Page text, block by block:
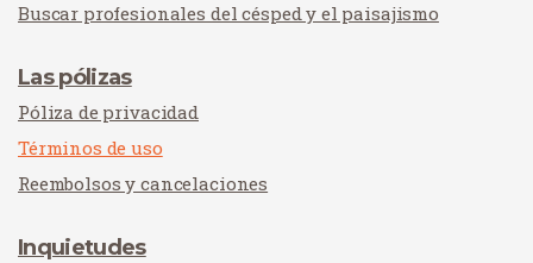
Buscar profesionales del césped y el paisajismo
Las pólizas
Póliza de privacidad
Términos de uso
Reembolsos y cancelaciones
Inquietudes